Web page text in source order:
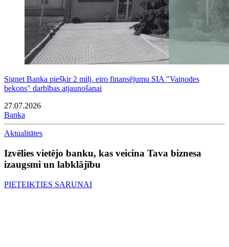
Signet Banka piešķir 2 milj. eiro finansējumu SIA "Vaiņodes
bekons" darbības atjaunošanai
27.07.2026
Banka
Aktualitātes
Izvēlies vietējo banku, kas veicina Tava biznesa
izaugsmi un labklājību
PIETEIKTIES SARUNAI